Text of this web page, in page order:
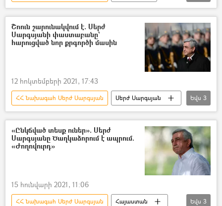
Սերժ Սարգսյան
Ադրբեջան
հայ-ադրբեջանական
Շոուն շարունակվում է. Սերժ
Սարգսյանի փաստաբանը`
հարուցված նոր քրգործի մասին
12 հոկտեմբերի 2021, 17:43
ՀՀ նախագահ Սերժ Սարգսյան
Սերժ Սարգսյան
փաստաբան
պաշտպան
Ամրամ Մակինյան
Եվս 3
«Ընկճված տեսք ուներ». Սերժ
Սարգսյանը Ծաղկաձորում է ապրում.
«Ժողովուրդ»
15 հունվարի 2021, 11:06
ՀՀ նախագահ Սերժ Սարգսյան
Հայաստան
Եվս 3